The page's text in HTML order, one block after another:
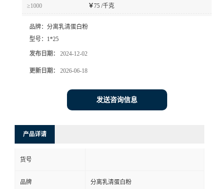
≥1000 ￥75 /千克
品牌： 分离乳清蛋白粉
型号： 1*25
发布日期： 2024-12-02
更新日期： 2026-06-18
发送咨询信息
产品详请
货号
品牌 分离乳清蛋白粉